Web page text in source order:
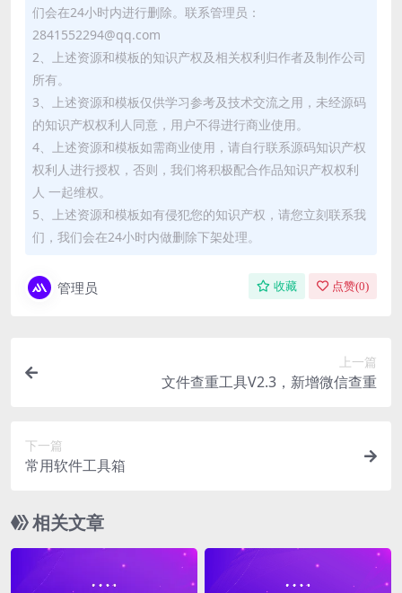
们会在24小时内进行删除。联系管理员：
2841552294@qq.com
2、上述资源和模板的知识产权及相关权利归作者及制作公司
所有。
3、上述资源和模板仅供学习参考及技术交流之用，未经源码
的知识产权权利人同意，用户不得进行商业使用。
4、上述资源和模板如需商业使用，请自行联系源码知识产权
权利人进行授权，否则，我们将积极配合作品知识产权权利
人 一起维权。
5、上述资源和模板如有侵犯您的知识产权，请您立刻联系我
们，我们会在24小时内做删除下架处理。
管理员 收藏 点赞(0)
上一篇
文件查重工具V2.3，新增微信查重
下一篇
常用软件工具箱
相关文章